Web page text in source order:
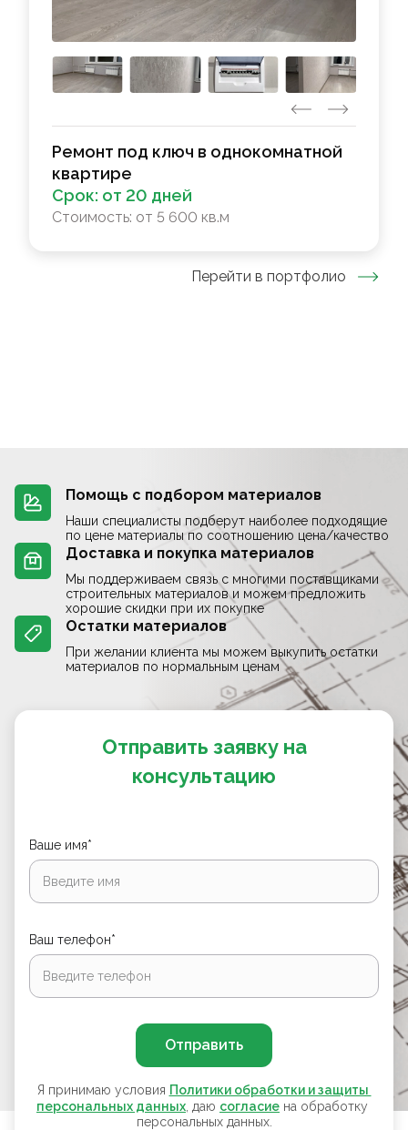
Ремонт под ключ в однокомнатной
квартире
Срок: от 20 дней
Стоимость: от 5 600 кв.м
Перейти в портфолио
Помощь с подбором материалов
Наши специалисты подберут наиболее подходящие
по цене материалы по соотношению цена/качество
Доставка и покупка материалов
Мы поддерживаем связь с многими поставщиками
строительных материалов и можем предложить
хорошие скидки при их покупке
Остатки материалов
При желании клиента мы можем выкупить остатки
материалов по нормальным ценам
Отправить заявку на
консультацию
Ваше имя*
Ваш телефон*
Отправить
Я принимаю условия Политики обработки и защиты
персональных данных , даю согласие на обработку
персональных данных.